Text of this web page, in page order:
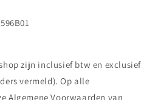
zijn inclusief btw en exclusief
vermeld). Op alle
Algemene Voorwaarden van